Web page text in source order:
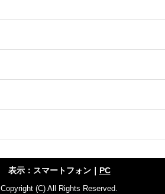
表示：スマートフォン｜ PC
Copyright (C) All Rights Reserved.